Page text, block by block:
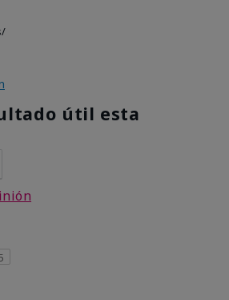
útil esta